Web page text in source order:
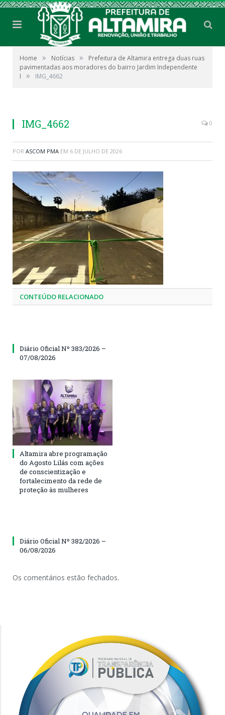
Home » Notícias »
Prefeitura de Altamira entrega duas ruas
pavimentadas aos moradores do bairro Jardim Independente
I
» IMG_4662
IMG_4662 0
POR ASCOM PMA EM 6 DE JULHO DE 2026
CONTEÚDO RELACIONADO
Diário Oficial Nº 383/2026 –
07/08/2026
Altamira abre programação
do Agosto Lilás com ações
de conscientização e
fortalecimento da rede de
proteção às mulheres
Diário Oficial Nº 382/2026 –
06/08/2026
Os comentários estão fechados.